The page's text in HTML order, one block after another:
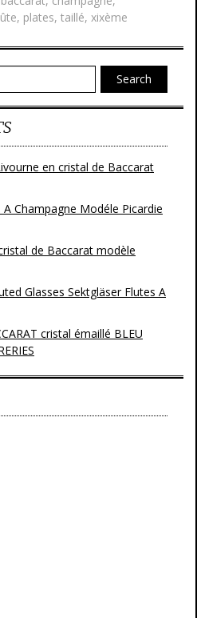
g
er
, plates, taillé, xixème
Search
en cristal de Baccarat
Champagne Modéle Picardie
de Baccarat modèle
Glasses Sektgläser Flutes A
cristal émaillé BLEU